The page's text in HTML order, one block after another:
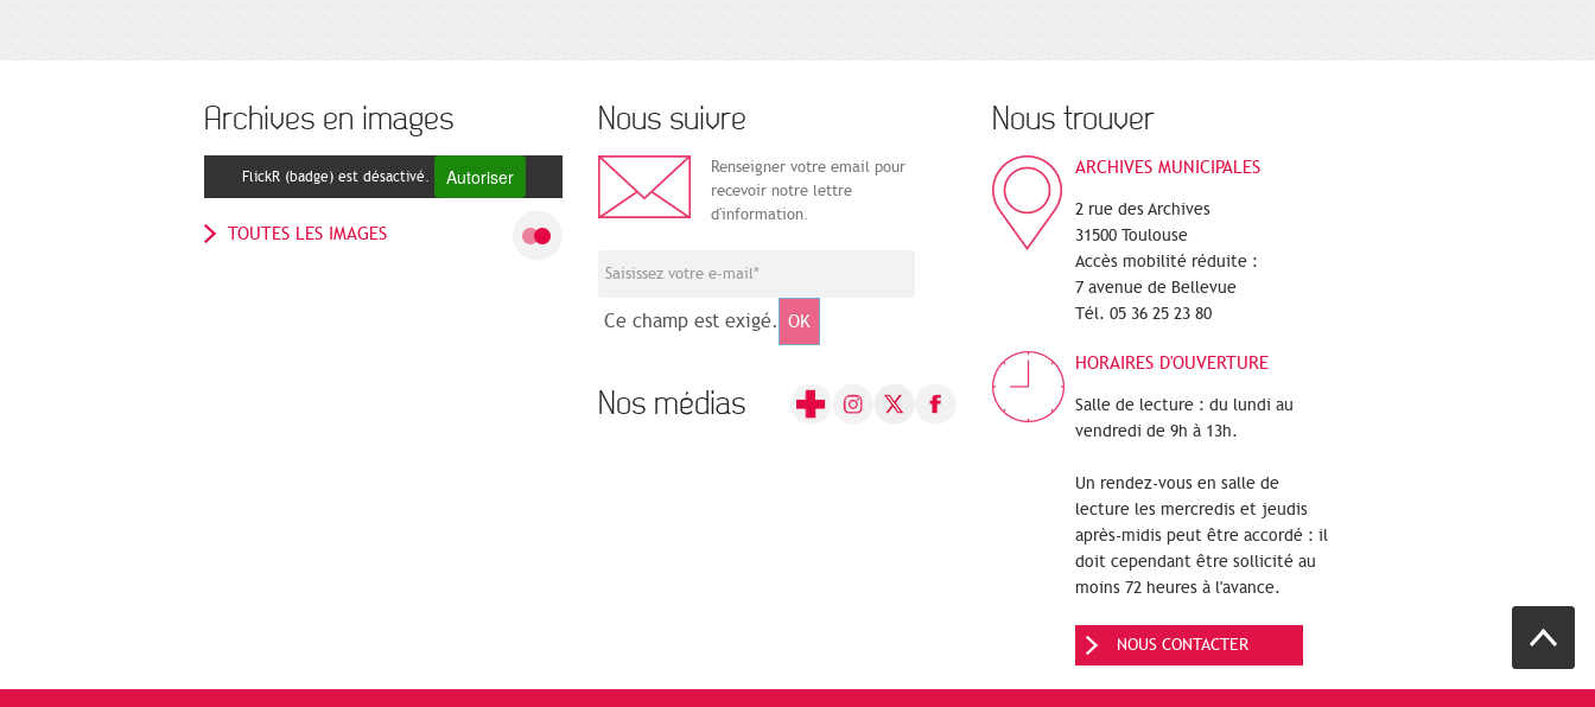
Archives en images
FlickR (badge) est désactivé. Autoriser
TOUTES LES IMAGES
Nous suivre
Renseigner votre email pour
recevoir notre lettre
d'information.
Ce champ est exigé. OK
Nos médias
Nous trouver
ARCHIVES MUNICIPALES
2 rue des Archives
31500 Toulouse
Accès mobilité réduite :
7 avenue de Bellevue
Tél. 05 36 25 23 80
HORAIRES D'OUVERTURE
Salle de lecture : du lundi au
vendredi de 9h à 13h.
Un rendez-vous en salle de
lecture les mercredis et jeudis
après-midis peut être accordé : il
doit cependant être sollicité au
moins 72 heures à l'avance.
NOUS CONTACTER